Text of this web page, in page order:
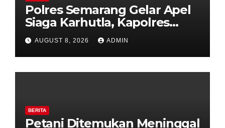
Polres Semarang Gelar Apel
Siaga Karhutla, Kapolres
Tekankan Sinergi dan
Kesiapsiagaan Hadapi Musim
Kemarau.
AUGUST 8, 2026 ADMIN
BERITA
Petani Ditemukan Meninggal